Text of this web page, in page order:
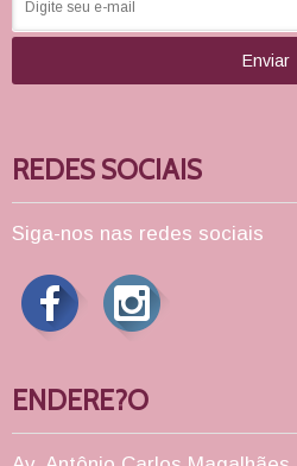
Enviar
REDES SOCIAIS
Siga-nos nas redes sociais
ENDERE?O